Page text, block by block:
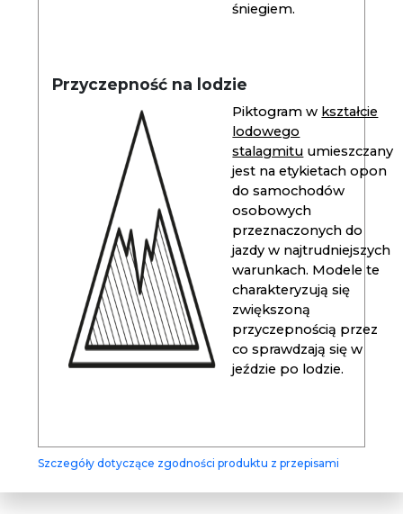
śniegiem.
Przyczepność na lodzie
Piktogram w kształcie
lodowego
stalagmitu umieszczany
jest na etykietach opon
do samochodów
osobowych
przeznaczonych do
jazdy w najtrudniejszych
warunkach. Modele te
charakteryzują się
zwiększoną
przyczepnością przez
co sprawdzają się w
jeździe po lodzie.
Szczegóły dotyczące zgodności produktu z przepisami